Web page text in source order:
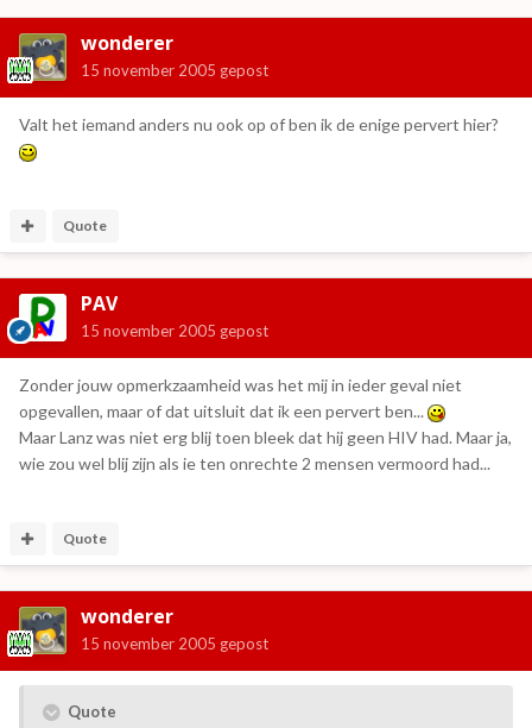
wonderer
15 november 2005 gepost
Valt het iemand anders nu ook op of ben ik de enige pervert hier?
Quote
PAV
15 november 2005 gepost
Zonder jouw opmerkzaamheid was het mij in ieder geval niet
opgevallen, maar of dat uitsluit dat ik een pervert ben...
Maar Lanz was niet erg blij toen bleek dat hij geen HIV had. Maar ja,
wie zou wel blij zijn als ie ten onrechte 2 mensen vermoord had...
Quote
wonderer
15 november 2005 gepost
Quote